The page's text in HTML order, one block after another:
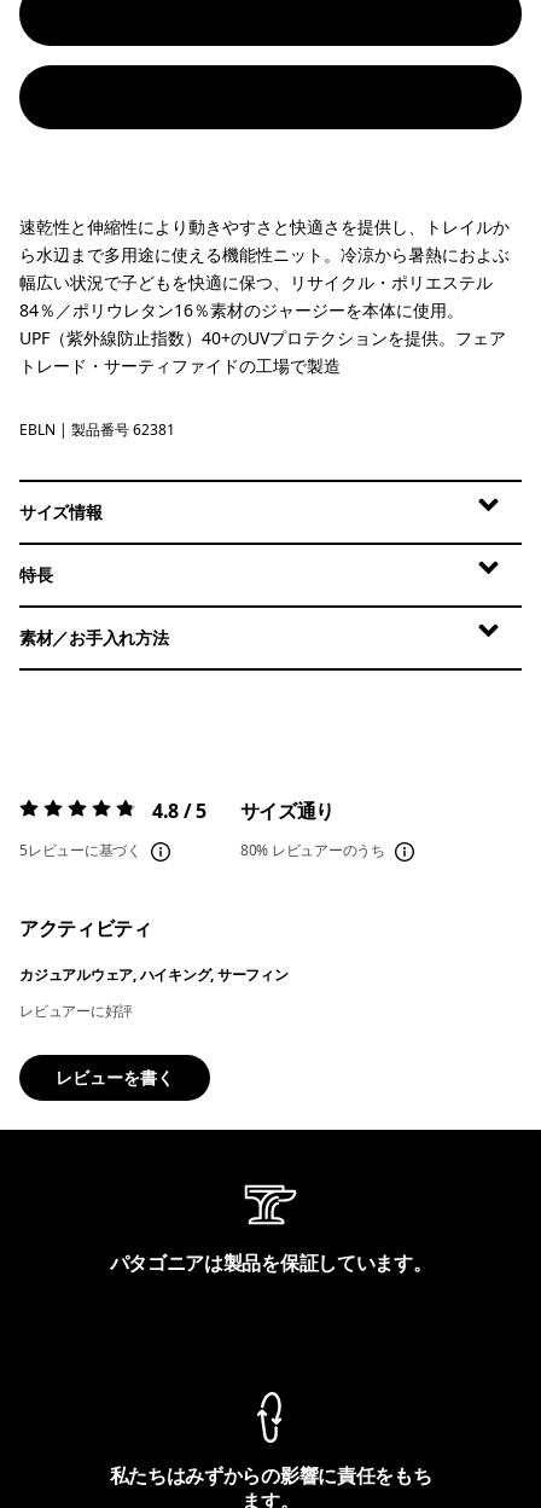
速乾性と伸縮性により動きやすさと快適さを提供し、トレイルか
ら水辺まで多用途に使える機能性ニット。冷涼から暑熱におよぶ
幅広い状況で子どもを快適に保つ、リサイクル・ポリエステル
84％／ポリウレタン16％素材のジャージーを本体に使用。
UPF（紫外線防止指数）40+のUVプロテクションを提供。フェア
トレード・サーティファイドの工場で製造
Eat the Bait: Lemon Zest
EBLN | 製品番号 62381
サイズ情報
特長
素材／お手入れ方法
評価:4.8 / 5 4.8 / 5
5レビューに基づく
サイズ通り
80% レビュアーのうち
アクティビティ
カジュアルウェア, ハイキング, サーフィン
レビュアーに好評
レビューを書く
パタゴニアは製品を保証しています。
私たちはみずからの影響に責任をもち
ます。